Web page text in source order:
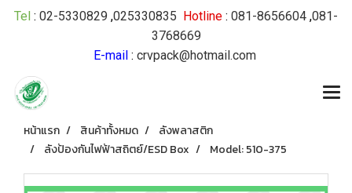
Tel : 02-5330829 ,025330835 Hotline : 081-8656604 ,081-
3768669
E-mail: crvpack@hotmail.com
หน้าแรก สินค้าทั้งหมด
ลังพลาสติก
ลังป้องกันไฟฟ้าสถิตย์/ESD Box
Model: 510-375